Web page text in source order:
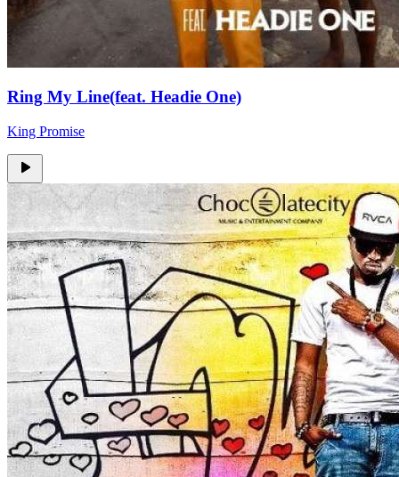
Ring My Line(feat. Headie One)
King Promise